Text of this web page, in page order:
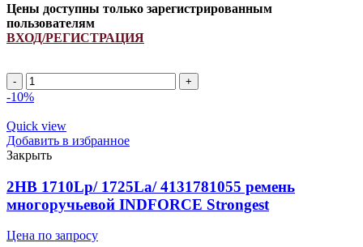
Цены доступны только зарегистрированным
пользователям
ВХОД/РЕГИСТРАЦИЯ
2HB
2245Lp/
(PCM
6201527)
ремень
многоручьевой
INDFORCE
Strongest
quantity
-10%
Quick view
Добавить в избранное
Закрыть
2HB 1710Lp/ 1725La/ 4131781055 ремень
многоручьевой INDFORCE Strongest
Цена по запросу